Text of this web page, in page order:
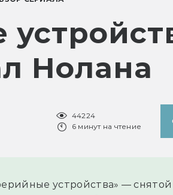
Нолана
44224
6 минут на чтение
устройства» — снятой